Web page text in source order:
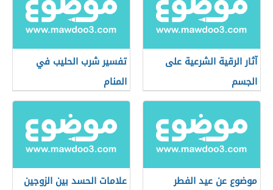
آثار الرقية الشرعية على
الجسم
تفسير شرب الحليب في
المنام
موضوع عن عيد الفطر علامات الحسد بين الزوجين